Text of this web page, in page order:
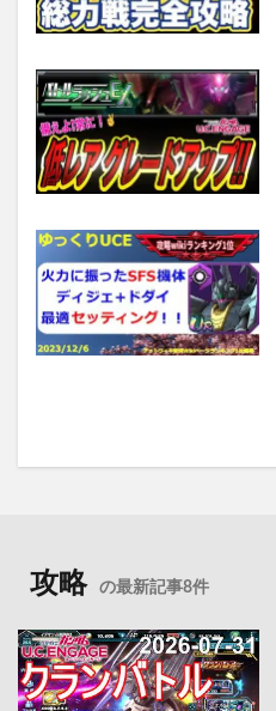
攻略 の最新記事8件